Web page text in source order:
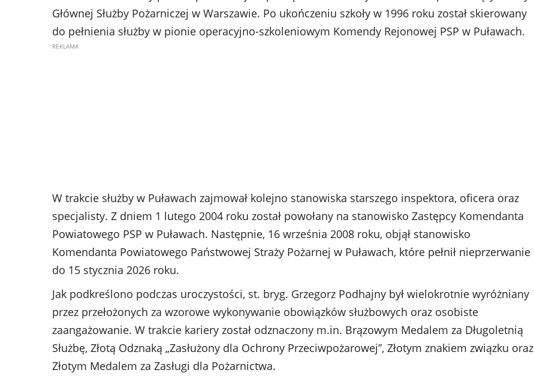
Głównej Służby Pożarniczej w Warszawie. Po ukończeniu szkoły w 1996 roku został skierowany
do pełnienia służby w pionie operacyjno-szkoleniowym Komendy Rejonowej PSP w Puławach.
W trakcie służby w Puławach zajmował kolejno stanowiska starszego inspektora, oficera oraz
specjalisty. Z dniem 1 lutego 2004 roku został powołany na stanowisko Zastępcy Komendanta
Powiatowego PSP w Puławach. Następnie, 16 września 2008 roku, objął stanowisko
Komendanta Powiatowego Państwowej Straży Pożarnej w Puławach, które pełnił nieprzerwanie
do 15 stycznia 2026 roku.
Jak podkreślono podczas uroczystości, st. bryg. Grzegorz Podhajny był wielokrotnie wyróżniany
przez przełożonych za wzorowe wykonywanie obowiązków służbowych oraz osobiste
zaangażowanie. W trakcie kariery został odznaczony m.in. Brązowym Medalem za Długoletnią
Służbę, Złotą Odznaką „Zasłużony dla Ochrony Przeciwpożarowej”, Złotym znakiem związku oraz
Złotym Medalem za Zasługi dla Pożarnictwa.